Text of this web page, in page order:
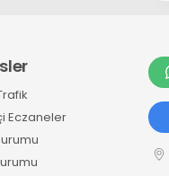
Eczaneler